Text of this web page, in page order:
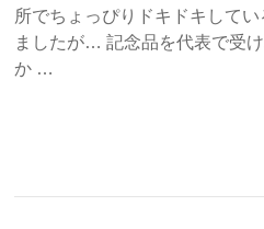
所でちょっぴりドキドキして
ましたが… 記念品を代表で受
か …